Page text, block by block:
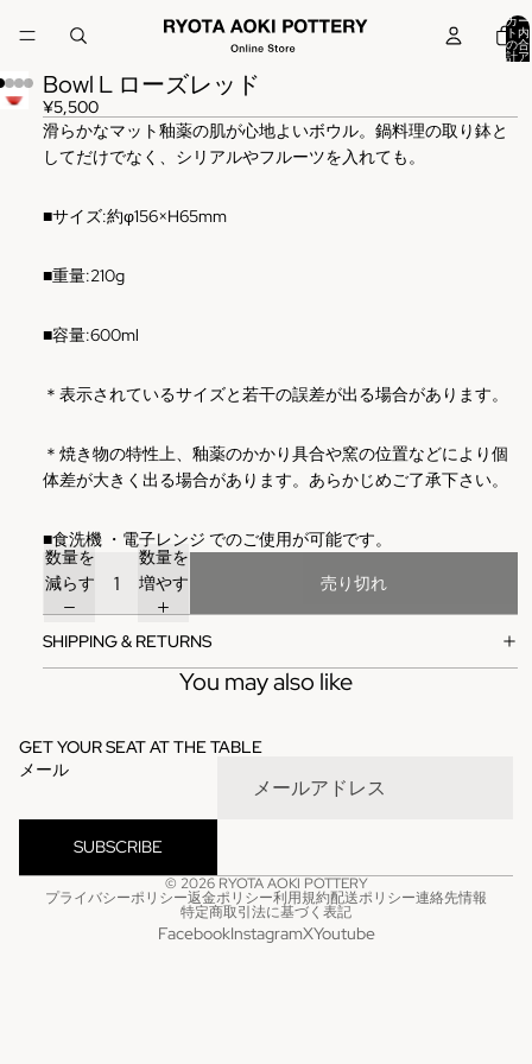
カー
ト内
の合
計ア
Bowl L ローズレッド
¥5,500
滑らかなマット釉薬の肌が心地よいボウル。鍋料理の取り鉢と
してだけでなく、シリアルやフルーツを入れても。
■サイズ:約φ156×H65mm
■重量:210g
■容量:600ml
＊表示されているサイズと若干の誤差が出る場合があります。
＊焼き物の特性上、釉薬のかかり具合や窯の位置などにより個
体差が大きく出る場合があります。あらかじめご了承下さい。
■食洗機 ・電子レンジ でのご使用が可能です。
数量を
減らす
数量を
増やす
売り切れ
SHIPPING & RETURNS
You may also like
GET YOUR SEAT AT THE TABLE
メール
SUBSCRIBE
© 2026 RYOTA AOKI POTTERY
プライバシーポリシー返金ポリシー利用規約配送ポリシー連絡先情報
特定商取引法に基づく表記
FacebookInstagramXYoutube